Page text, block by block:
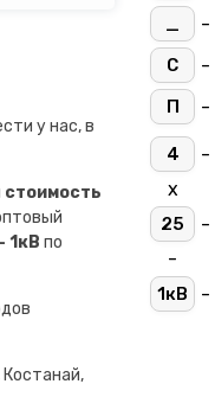
у нас, в
стоимость
1кВ по
_
-
С
-
П
-
4 -
х
25 -
-
1кВ -